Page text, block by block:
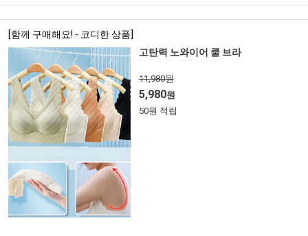
[함께 구매해요! - 코디한 상품]
고탄력 노와이어 쿨 브라
11,980원
5,980원
50원 적립